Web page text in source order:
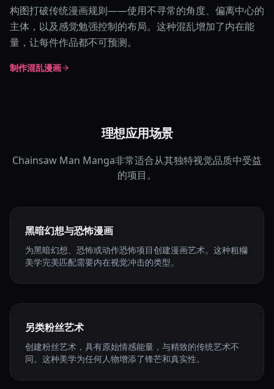
构图打破传统漫画规则——使用不寻常的角度、偏离中心的
主体，以及感觉勉强控制的布局。这种混乱增加了内在能
量，让每件作品都不可预测。
制作混乱漫画
理想应用场景
Chainsaw Man Manga非常适合从其独特视觉品质中受益
的项目。
黑暗幻想与恐怖漫画
为黑暗幻想、恐怖或动作恐怖项目创建漫画艺术。这种粗糷
美学完美匹配需要内在视觉冲击的类型。
另类粉丝艺术
创建粉丝艺术，具有原始情感能量，与精致的传统艺术不
同。这种美学为任何人物增添了锋芒和真实性。